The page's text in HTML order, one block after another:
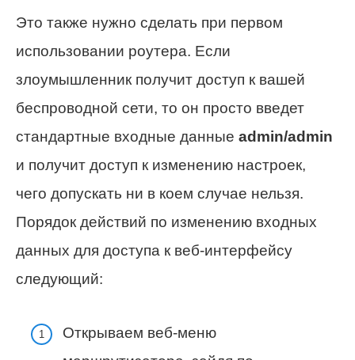
Это также нужно сделать при первом
использовании роутера. Если
злоумышленник получит доступ к вашей
беспроводной сети, то он просто введет
стандартные входные данные admin/admin
и получит доступ к изменению настроек,
чего допускать ни в коем случае нельзя.
Порядок действий по изменению входных
данных для доступа к веб-интерфейсу
следующий:
Открываем веб-меню